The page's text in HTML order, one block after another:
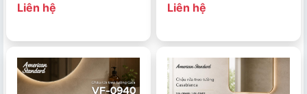
Liên hệ Liên hệ